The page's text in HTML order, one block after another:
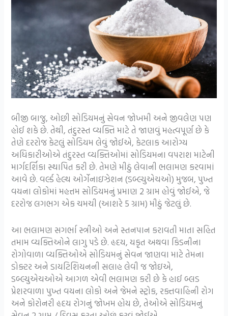
બીજી બાજુ, ઓછી સોડિયમનું સેવન જોખમી અને જીવલેણ પણ
હોઈ શકે છે. તેથી, તંદુરસ્ત વ્યક્તિ માટે તે જાણવું મહત્વપૂર્ણ છે કે
તેણે દરરોજ કેટલું સોડિયમ લેવું જોઈએ, કેટલાક આરોગ્ય
અધિકારીઓએ તંદુરસ્ત વ્યક્તિઓમાં સોડિયમના વપરાશ માટેની
માર્ગદર્શિકા સ્થાપિત કરી છે. તેમણે મીઠું લેવાની ભલામણ કરવામાં
આવે છે. વર્લ્ડ હેલ્થ ઓર્ગેનાઇઝેશન (ડબ્લ્યુએચઓ) મુજબ, પુખ્ત
વયના લોકોમાં મહત્તમ સોડિયમનું પ્રમાણ 2 ગ્રામ હોવું જોઈએ, જે
દરરોજ લગભગ એક ચમચી (આશરે 5 ગ્રામ) મીઠું જેટલું છે.
આ ભલામણ સગર્ભા સ્ત્રીઓ અને સ્તનપાન કરાવતી માતા સહિત
તમામ વ્યક્તિઓને લાગુ પડે છે. હૃદય, યકૃત અથવા કિડનીના
રોગોવાળા વ્યક્તિઓએ સોડિયમનું સેવન જાણવા માટે તેમના
ડોક્ટર અને ડાયટિશિયનની સલાહ લેવી જ જોઇએ,
ડબ્લ્યુએચઓએ આગળ એવી ભલામણ કરી છે કે હાઈ બ્લડ
પ્રેશરવાળા પુખ્ત વયના લોકો અને જેમને સ્ટ્રોક, રક્તવાહિની રોગ
અને કોરોનરી હૃદય રોગનું જોખમ હોય છે, તેઓએ સોડિયમનું